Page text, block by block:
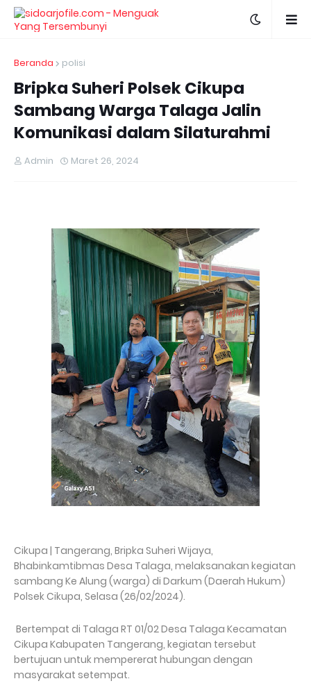
Beranda polisi
Bripka Suheri Polsek Cikupa
Sambang Warga Talaga Jalin
Komunikasi dalam Silaturahmi
Admin Maret 26, 2024
Cikupa | Tangerang, Bripka Suheri Wijaya,
Bhabinkamtibmas Desa Talaga, melaksanakan kegiatan
sambang Ke Alung (warga) di Darkum (Daerah Hukum)
Polsek Cikupa, Selasa (26/02/2024).
Bertempat di Talaga RT 01/02 Desa Talaga Kecamatan
Cikupa Kabupaten Tangerang, kegiatan tersebut
bertujuan untuk mempererat hubungan dengan
masyarakat setempat.